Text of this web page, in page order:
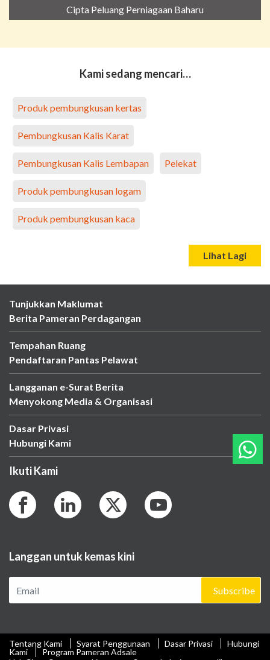
Cipta Peluang Perniagaan Baharu
Kami sedang mencari…
Produk pembungkusan kertas
Pembungkusan Kalis Karat
Pembungkusan Kalis Lembapan Pelekat
Produk pembungkusan logam
Produk pembungkusan kaca
Lihat Lagi
Tunjukkan Maklumat
Berita Pameran Perdagangan
Tempahan Ruang
Pendaftaran Pantas Pelawat
Langganan e-Surat Berita
Menyokong Media & Organisasi
Dasar Privasi
Hubungi Kami
Ikuti Kami
Langgan untuk kemas kini
Subscribe
Tentang Kami Syarat Penggunaan Dasar Privasi
Hubungi
Kami
Program Pameran Adsale